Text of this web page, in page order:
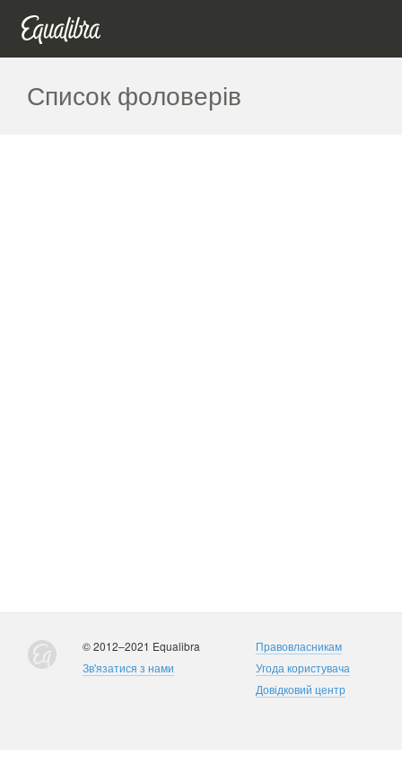
Список фоловерів
© 2012–2021 Equalibra
Зв'язатися з нами
Правовласникам
Угода користувача
Довідковий центр